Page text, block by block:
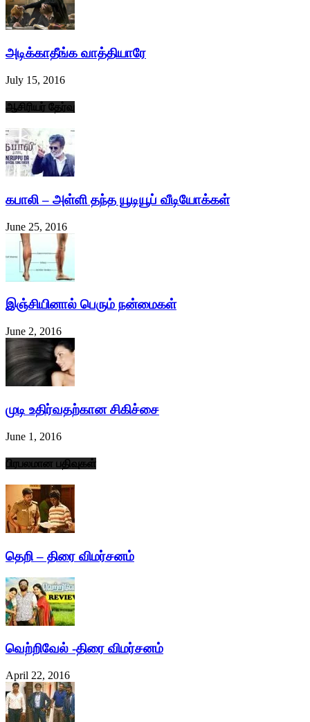
அடிக்காதீங்க வாத்தியாரே
July 15, 2016
ஆசிரியர் தேர்வு
கபாலி – அள்ளி தந்த யூடியூப் வீடியோக்கள்
June 25, 2016
இஞ்சியினால் பெரும் நன்மைகள்
June 2, 2016
முடி உதிர்வதற்கான சிகிச்சை
June 1, 2016
பிரபலமான பதிவுகள்
தெறி – திரை விமர்சனம்
வெற்றிவேல் -திரை விமர்சனம்
April 22, 2016